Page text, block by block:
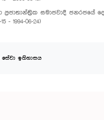
ප්‍රජාතාන්ත්‍රික සමාජවාදී ජනරජයේ
15 - 1994-06-24)
සේවා ඉතිහාසය